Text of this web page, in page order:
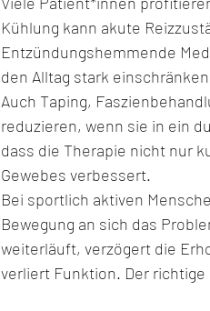
Kühlung kann akute
Entzündungshemmende
den Alltag stark
Auch Taping,
reduzieren, wenn sie in ein
dass die Therapie nicht nur
Gewebes verbessert.
Bei sportlich aktiven
Bewegung an sich das
weiterläuft, verzögert die
verliert Funktion. Der